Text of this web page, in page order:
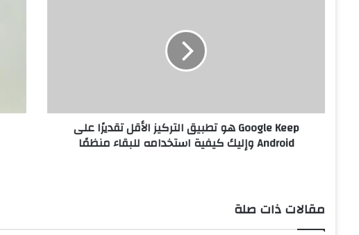
e
ي
ق
Google Keep هو تطبيق التركيز الأقل تقديرًا على
Android وإليك كيفية استخدامه للبقاء منظمًا
ل
ر
مقالات ذات صلة